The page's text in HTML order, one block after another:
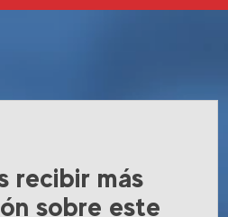
recibir más
sobre este